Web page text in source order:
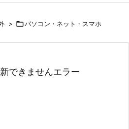
> パソコン・ネット・スマホ
できませんエラー